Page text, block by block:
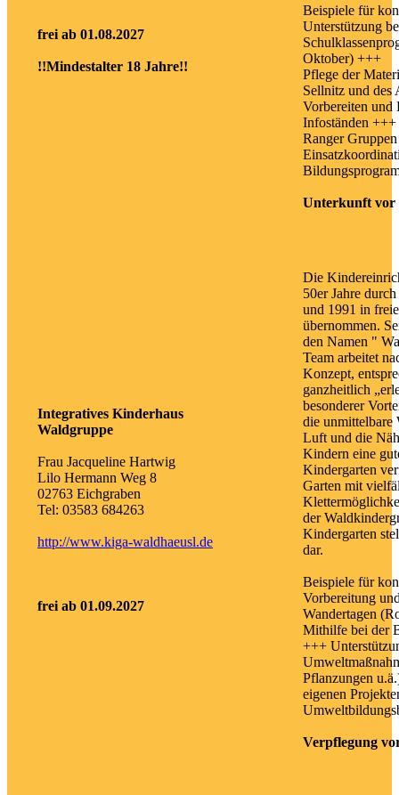
frei ab 01.08.2027
!!Mindestalter 18 Jahre!!
Beispiele für
Unterstützung
Oktober) +++
Pflege der
Sellnitz und des
Vorbereiten und
Infoständen
Ranger
Unterkunft vor
Integratives Kinderhaus
Waldgruppe
Frau Jacqueline Hartwig
Lilo Hermann Weg 8
02763 Eichgraben
Tel: 03583 684263
http://www.kiga-waldhaeusl.de
frei ab 01.09.2027
Die
50er Jahre
und 1991 in
übernommen.
den Namen "
Team arbeitet
Konzept,
ganzheitlich
besonderer
die unmittelbare
Luft und die
Kindern eine
Kindergarten
Garten mit
der
Kindergarten
dar.
Beispiele für
Vorbereitung
Wandertagen
Mithilfe bei der
+++
Pflanzungen
eigenen
Verpflegung